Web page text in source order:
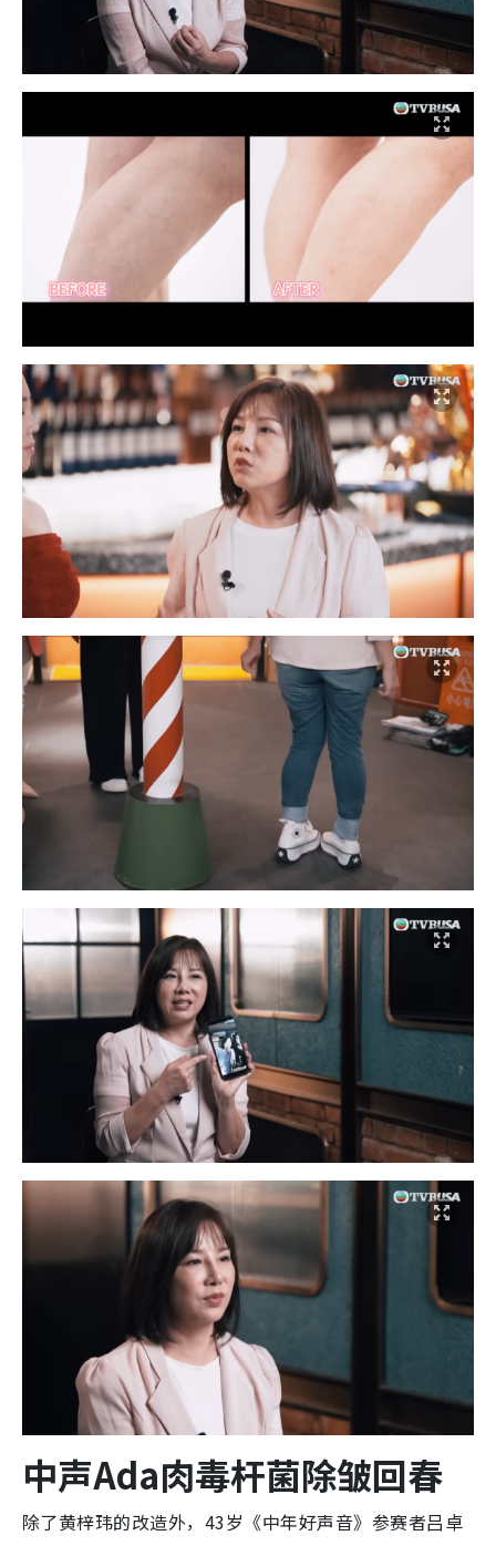
中声Ada肉毒杆菌除皱回春
除了黄梓玮的改造外，43岁《中年好声音》参赛者吕卓